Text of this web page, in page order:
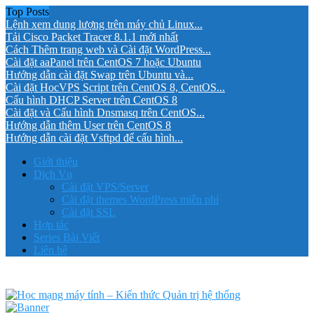
Top Posts
Lệnh xem dung lượng trên máy chủ Linux...
Tải Cisco Packet Tracer 8.1.1 mới nhất
Cách Thêm trang web và Cài đặt WordPress...
Cài đặt aaPanel trên CentOS 7 hoặc Ubuntu
Hướng dẫn cài đặt Swap trên Ubuntu và...
Cài đặt HocVPS Script trên CentOS 8, CentOS...
Cấu hình DHCP Server trên CentOS 8
Cài đặt và Cấu hình Dnsmasq trên CentOS...
Hướng dẫn thêm User trên CentOS 8
Hướng dẫn cài đặt Vsftpd để cấu hình...
Giới thiệu
Dịch Vụ
Cài đặt VPS/Server
Cài đặt themes WordPress miễn phí
Cài đặt SSL
Hợp tác
Series Bài Viết
Liên hệ